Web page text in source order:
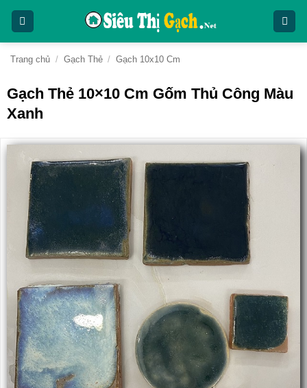
nội
dungTrang chủ / Gạch Thẻ / Gạch 10x10 Cm
Gạch Thẻ 10×10 Cm Gốm Thủ Công Màu
Xanh